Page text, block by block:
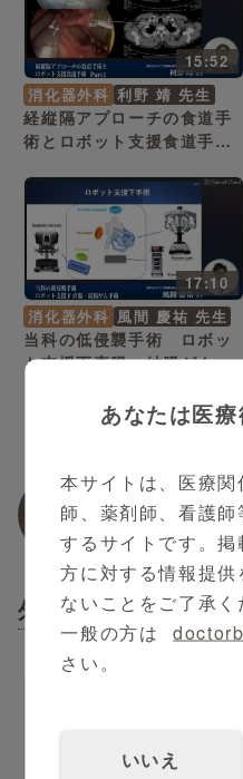
15:52
消化器外科 利野 靖 先生
経縦隔アプローチの食道手
術とロボット支援食道手
17:10
消化器外科 風間 慶祐 先生
当科の低侵襲手術 ロボッ
ト支援下直腸・結腸がん手
関連動画
外科
あなたは医
本サイトは、医療
師、薬剤師、看護
するサイトです。
方に対する情報提
ないことをご了承く
一般の方は
さい。
いいえ